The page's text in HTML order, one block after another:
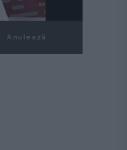
Anulează